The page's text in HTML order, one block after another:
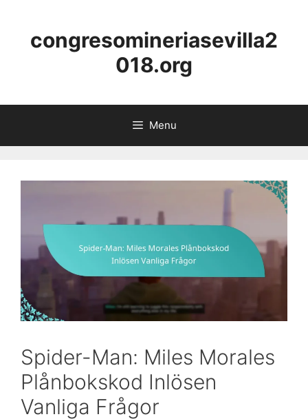
contentcongresomineriasevilla2
018.org
Menu
Spider-Man: Miles Morales
Plånbokskod Inlösen
Vanliga Frågor